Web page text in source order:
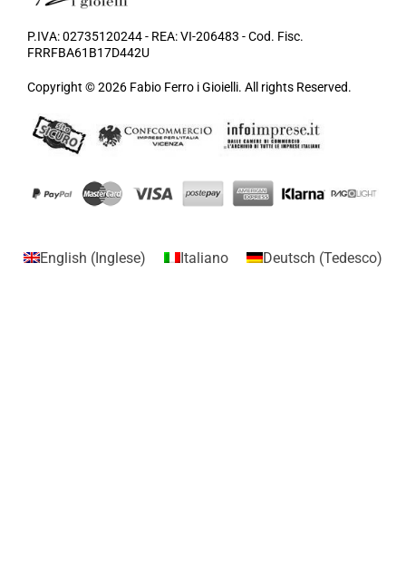
P.IVA: 02735120244 - REA: VI-206483 - Cod. Fisc.
FRRFBA61B17D442U
Copyright © 2026 Fabio Ferro i Gioielli. All rights Reserved.
English (Inglese) Italiano Deutsch (Tedesco)